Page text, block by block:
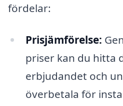
fördelar:
Prisjämförelse:
priser kan du hitta
erbjudandet och
överbetala för